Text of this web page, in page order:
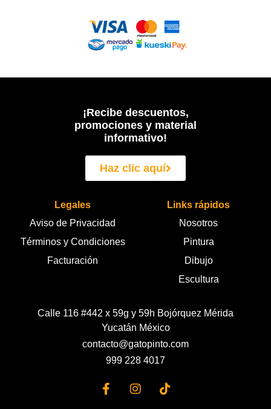
¡Recibe descuentos,
promociones y material
informativo!
Haz clic aquí
Legales
Aviso de Privacidad
Términos y Condiciones
Facturación
Links rápidos
Nosotros
Pintura
Dibujo
Escultura
Calle 116 #442 x 59g y 59h Bojórquez Mérida
Yucatán México
contacto@gatopinto.com
999 228 4017